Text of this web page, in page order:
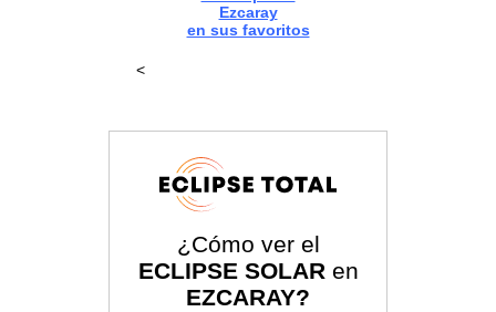
Ezcaray
en sus favoritos
<
¿Cómo ver el
ECLIPSE SOLAR en
EZCARAY?